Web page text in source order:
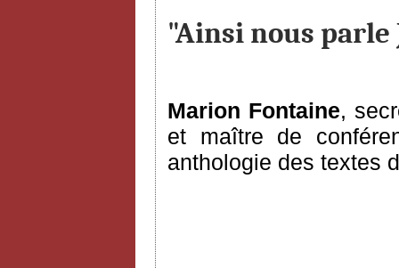
"Ainsi nous parle
Marion Fontaine,
et maître de
anthologie des textes